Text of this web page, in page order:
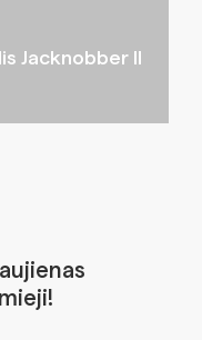
Jacknobber II